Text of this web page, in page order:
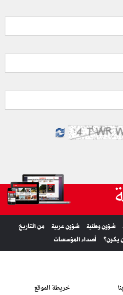
شؤون وطنية شؤون عربية
من التاريخ
يكون؟ أصداء المؤسسات
خريطة الموقع